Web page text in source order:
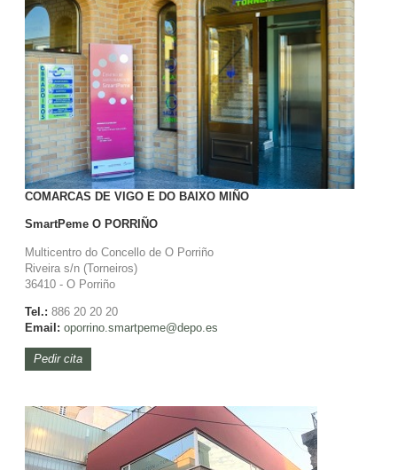
COMARCAS DE VIGO E DO BAIXO MIÑO
SmartPemeO PORRIÑO
Multicentro do Concello de O Porriño
Riveira s/n (Torneiros)
36410 - O Porriño
Tel.: 886 20 20 20
Email: oporrino.smartpeme@depo.es
Pedir cita